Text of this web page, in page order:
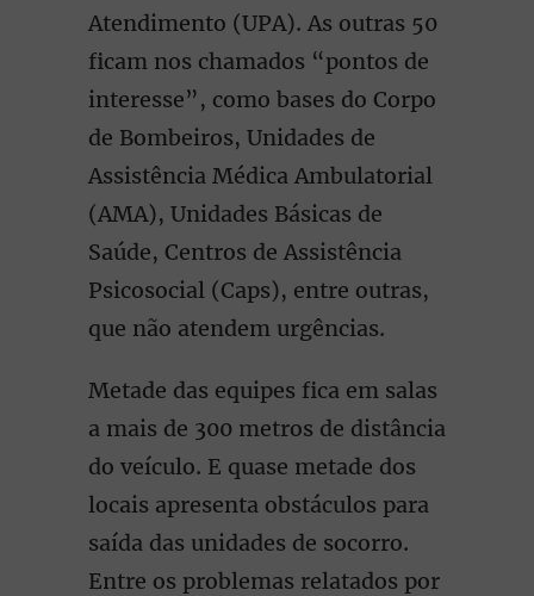
Atendimento (UPA). As outras 50
ficam nos chamados “pontos de
interesse”, como bases do Corpo
de Bombeiros, Unidades de
Assistência Médica Ambulatorial
(AMA), Unidades Básicas de
Saúde, Centros de Assistência
Psicosocial (Caps), entre outras,
que não atendem urgências.
Metade das equipes fica em salas
a mais de 300 metros de distância
do veículo. E quase metade dos
locais apresenta obstáculos para
saída das unidades de socorro.
Entre os problemas relatados por